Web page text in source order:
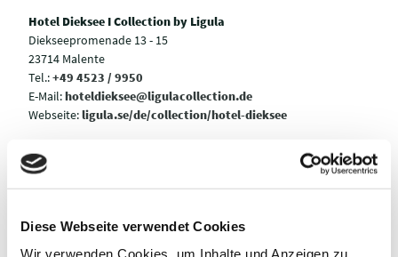
Diese Webseite verwendet Cookies
Wir verwenden Cookies, um Inhalte und Anzeigen zu
Hotel Dieksee I Collection by Ligula
Diekseepromenade 13 - 15
23714 Malente
Tel.:+49 4523 / 9950
E-Mail:hoteldieksee@ligulacollection.de
Webseite:ligula.se/de/collection/hotel-dieksee
Anreise planen